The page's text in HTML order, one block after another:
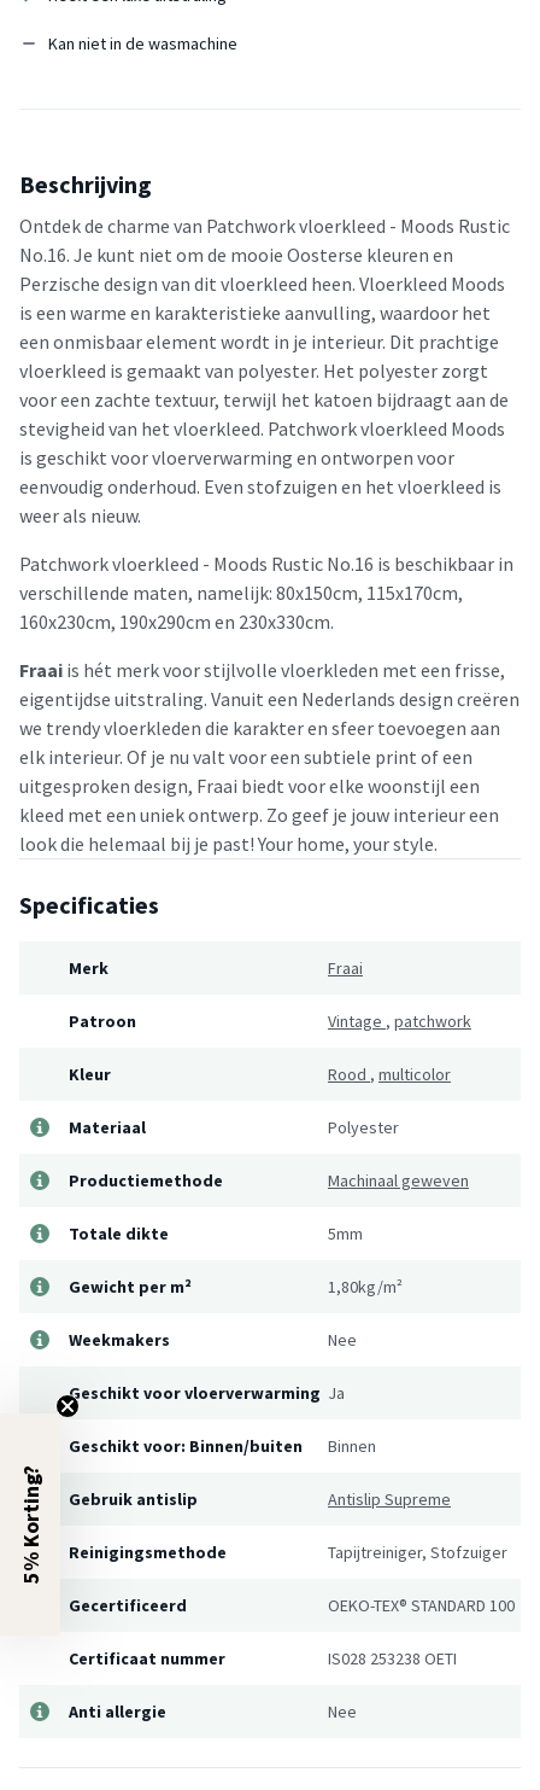
Kan niet in de wasmachine
Beschrijving
Ontdek de charme van Patchwork vloerkleed - Moods Rustic
No.16. Je kunt niet om de mooie Oosterse kleuren en
Perzische design van dit vloerkleed heen. Vloerkleed Moods
is een warme en karakteristieke aanvulling, waardoor het
een onmisbaar element wordt in je interieur. Dit prachtige
vloerkleed is gemaakt van polyester. Het polyester zorgt
voor een zachte textuur, terwijl het katoen bijdraagt aan de
stevigheid van het vloerkleed. Patchwork vloerkleed Moods
is geschikt voor vloerverwarming en ontworpen voor
eenvoudig onderhoud. Even stofzuigen en het vloerkleed is
weer als nieuw.
Patchwork vloerkleed - Moods Rustic No.16 is beschikbaar in
verschillende maten, namelijk: 80x150cm, 115x170cm,
160x230cm, 190x290cm en 230x330cm.
Fraai is hét merk voor stijlvolle vloerkleden met een frisse,
eigentijdse uitstraling. Vanuit een Nederlands design creëren
we trendy vloerkleden die karakter en sfeer toevoegen aan
elk interieur. Of je nu valt voor een subtiele print of een
uitgesproken design, Fraai biedt voor elke woonstijl een
kleed met een uniek ontwerp. Zo geef je jouw interieur een
look die helemaal bij je past! Your home, your style.
Specificaties
Merk Fraai
Patroon Vintage , patchwork
Kleur Rood , multicolor
Materiaal Polyester
Productiemethode Machinaal geweven
Totale dikte 5mm
Gewicht per m² 1,80kg/m²
Weekmakers Nee
Geschikt voor vloerverwarming Ja
Geschikt voor: Binnen/buiten Binnen
Gebruik antislip Antislip Supreme
Reinigingsmethode Tapijtreiniger, Stofzuiger
Gecertificeerd OEKO-TEX® STANDARD 100
Certificaat nummer IS028 253238 OETI
Anti allergie Nee
5% Korting?